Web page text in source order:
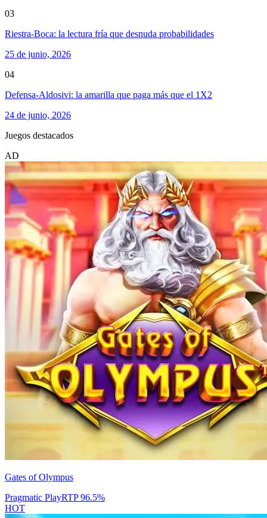
03
Riestra-Boca: la lectura fría que desnuda probabilidades
25 de junio, 2026
04
Defensa-Aldosivi: la amarilla que paga más que el 1X2
24 de junio, 2026
Juegos destacados
AD
Gates of Olympus
Pragmatic PlayRTP96.5%
HOT